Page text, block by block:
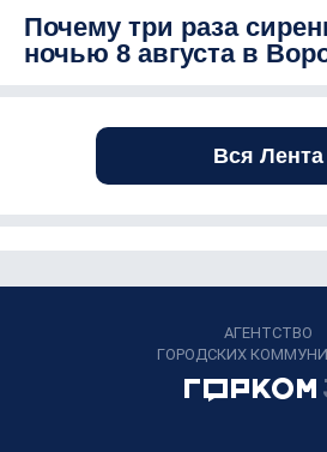
Почему три раза
ночью 8 августа в
Вся Лента
АГЕНТСТВО
ГОРОДСКИХ